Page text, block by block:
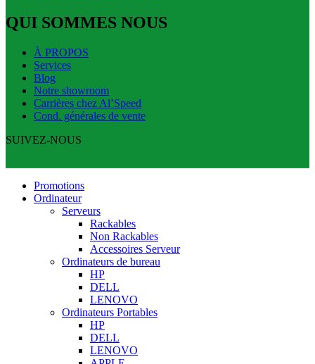
QUI SOMMES NOUS
À PROPOS
Services
Blog
Notre showroom
Carrières chez Al’Speed
Cond. générales de vente
SUIVEZ-NOUS
Promotions
Ordinateur
Serveurs
Rackables
Non Rackables
Accessoires Serveur
Ordinateurs de bureau
HP
DELL
LENOVO
Ordinateurs Portables
HP
DELL
LENOVO